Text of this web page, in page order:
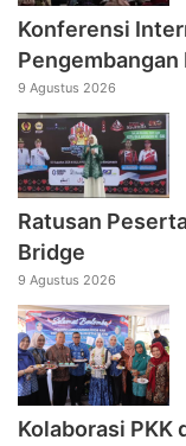
Konferensi
9 Agustus 2026
Ratusan
Bridge
9 Agustus 2026
Kolaborasi PKK